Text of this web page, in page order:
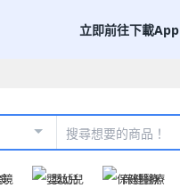
立即前往下載App
境 嬰幼兒 保健醫療